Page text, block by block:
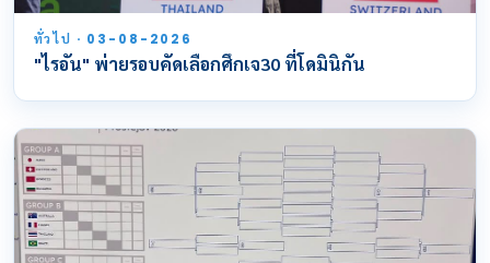
ทั่วไป · 03-08-2026
"ไรอัน" พ่ายรอบคัดเลือกศึกเจ30 ที่โดมินิกัน